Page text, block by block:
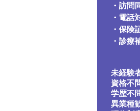
・訪問
・電話
・保険
・診療
未経験
資格不
学歴不
異業種